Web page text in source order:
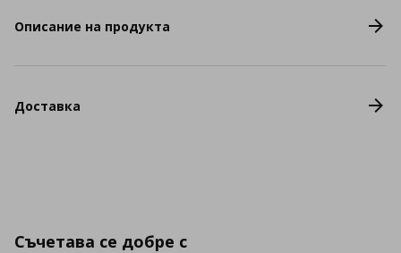
Описание на продукта
Доставка
Съчетава се добре с